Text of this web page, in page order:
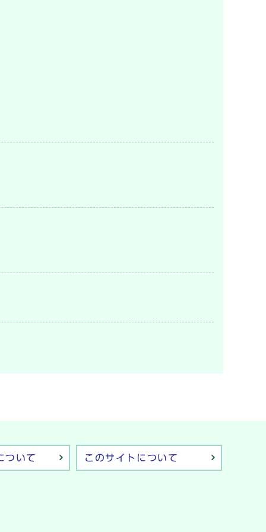
ついて このサイトについて